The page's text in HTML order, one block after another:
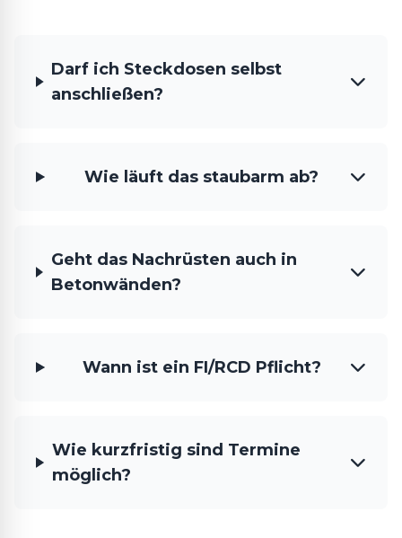
Darf ich Steckdosen selbst
anschließen?
Wie läuft das staubarm ab?
Geht das Nachrüsten auch in
Betonwänden?
Wann ist ein FI/RCD Pflicht?
Wie kurzfristig sind Termine
möglich?